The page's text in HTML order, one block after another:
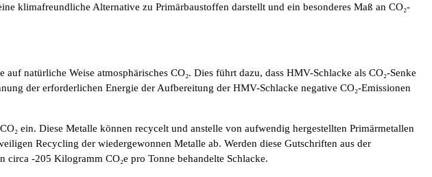
klimafreundliche Alternative zu Primärbaustoffen darstellt und ein besonderes Maß an CO₂-
natürliche Weise atmosphärisches CO₂. Dies führt dazu, dass HMV-Schlacke als CO₂-Senke
der erforderlichen Energie der Aufbereitung der HMV-Schlacke negative CO₂-Emissionen
ein. Diese Metalle können recycelt und anstelle von aufwendig hergestellten Primärmetallen
Recycling der wiedergewonnen Metalle ab. Werden diese Gutschriften aus der
-205 Kilogramm CO₂e pro Tonne behandelte Schlacke.